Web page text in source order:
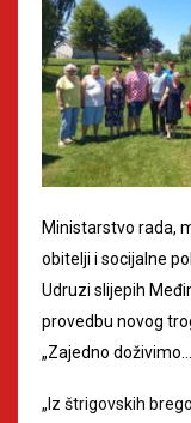
Ministarstvo rada,
obitelji i socijalne
Udruzi slijepih
provedbu novog
„Zajedno doživimo…
„Iz štrigovskih